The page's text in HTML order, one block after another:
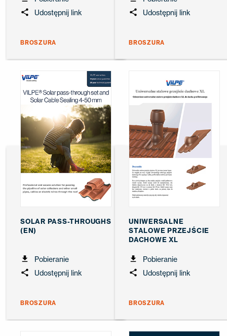
Udostępnij link
BROSZURA
Udostępnij link
BROSZURA
SOLAR PASS-THROUGHS
(EN)
Pobieranie
Udostępnij link
BROSZURA
UNIWERSALNE
STALOWE PRZEJŚCIE
DACHOWE XL
Pobieranie
Udostępnij link
BROSZURA